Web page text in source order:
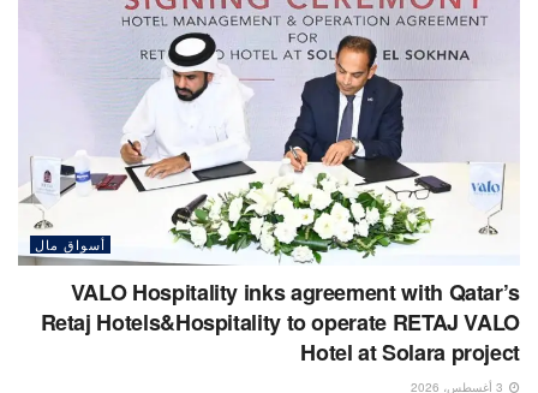
أسواق مال
VALO Hospitality inks agreement with Qatar’s
Retaj Hotels&Hospitality to operate RETAJ VALO
Hotel at Solara project